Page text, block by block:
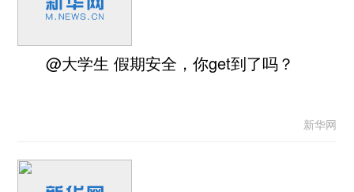
@大学生 假期安全，你get到了吗？
新华网